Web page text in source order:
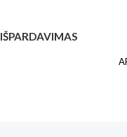
IŠPARDAVIMAS